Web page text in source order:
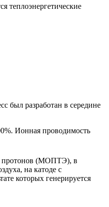
теплоэнергетические
был разработан в середине
Ионная проводимость
протонов (МОПТЭ), в
на катоде с
которых генерируется